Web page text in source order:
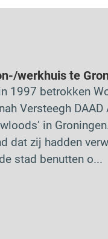
werkhuis te
1997 betrokken
Versteegh
in
dat zij hadden
stad benutten o...